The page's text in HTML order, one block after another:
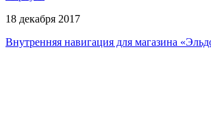
18 декабря 2017
Внутренняя навигация для магазина